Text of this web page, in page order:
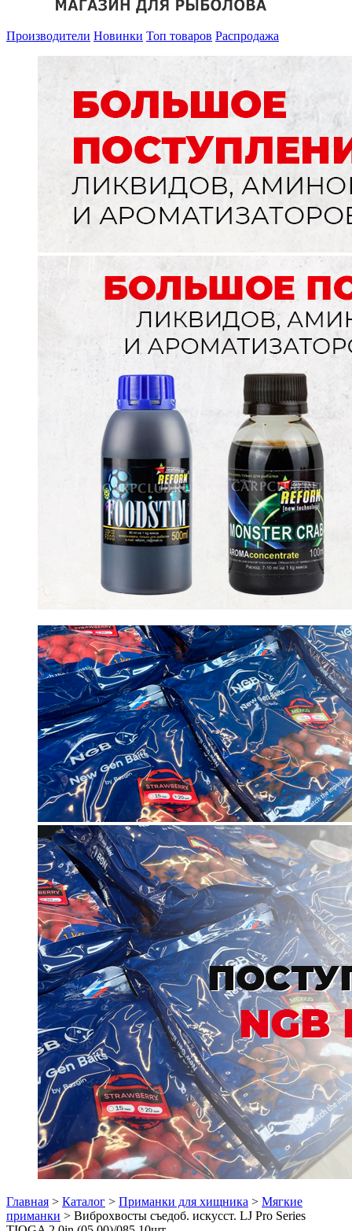
Производители Новинки Топ товаров Распродажа
Главная > Каталог > Приманки для хищника > Мягкие
приманки > Виброхвосты съедоб. искусст. LJ Pro Series